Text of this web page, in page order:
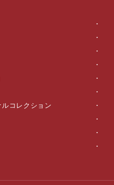
コレクション